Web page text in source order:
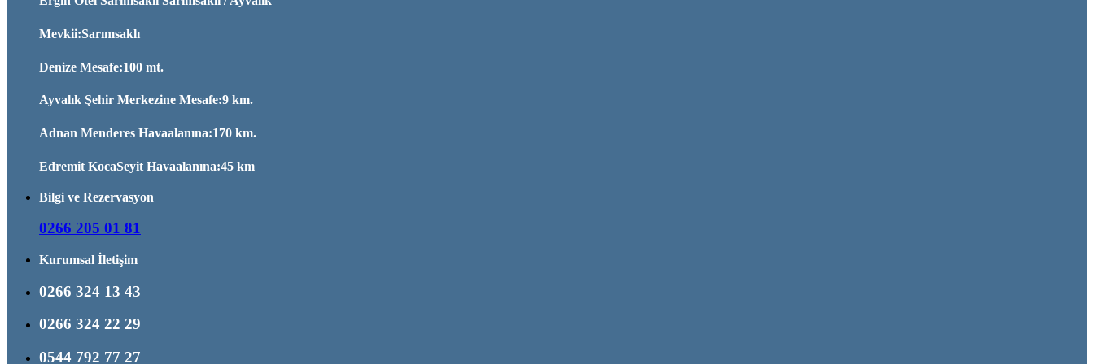
Mevkii:Sarımsaklı
Denize Mesafe:100 mt.
Ayvalık Şehir Merkezine Mesafe:9 km.
Adnan Menderes Havaalanına:170 km.
Edremit KocaSeyit Havaalanına:45 km
Bilgi ve Rezervasyon
0266 205 01 81
Kurumsal İletişim
0266 324 13 43
0266 324 22 29
0544 792 77 27